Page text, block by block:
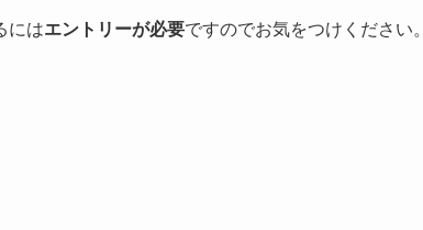
にはエントリーが必要ですのでお気をつけください。